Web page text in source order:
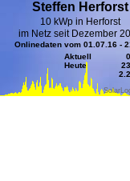
Steffen Herforst
10 kWp in Herforst
im Netz seit Dezember
Onlinedaten vom 01.07.16 -
Aktuell
Heute
0
23
2.2